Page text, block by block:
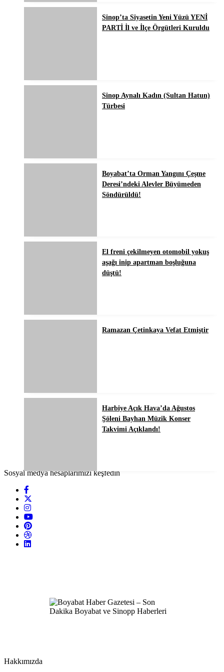
Sinop’ta Siyasetin Yeni Yüzü YENİ
PARTİ İl ve İlçe Örgütleri Kuruldu
Sinop Aynalı Kadın (Sultan Hatun)
Türbesi
Boyabat’ta Orman Yangını Çeşme
Deresi’ndeki Alevler Büyümeden
Söndürüldü!
El freni çekilmeyen otomobil yokuş
aşağı inip apartman boşluğuna
düştü!
Ramazan Çetinkaya Vefat Etmiştir
Harbiye Açık Hava’da Ağustos
Şöleni Bayhan Müzik Konser
Takvimi Açıklandı!
Sosyal medya hesaplarımızı keşfedin
Hakkımızda